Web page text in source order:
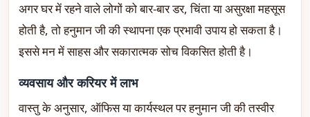
अगर घर में रहने वाले लोगों को बार-बार डर, चिंता या असुरक्षा महसूस
होती है, तो हनुमान जी की स्थापना एक प्रभावी उपाय हो सकता है।
इससे मन में साहस और सकारात्मक सोच विकसित होती है।
व्यवसाय और करियर में लाभ
वास्तु के अनुसार, ऑफिस या कार्यस्थल पर हनुमान जी की तस्वीर